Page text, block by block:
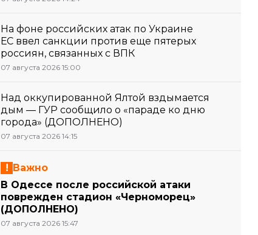
На фоне российских атак по Украине
ЕС ввел санкции против еще пятерых
россиян, связанных с ВПК
07 августа 2026 15:00
Над оккупированной Ялтой вздымается
дым — ГУР сообщило о «параде ко дню
города» (ДОПОЛНЕНО)
07 августа 2026 14:15
Важно
В Одессе после российской атаки
поврежден стадион «Черноморец»
(ДОПОЛНЕНО)
07 августа 2026 15:47